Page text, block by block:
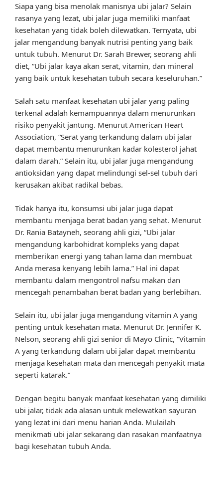
Siapa yang bisa menolak manisnya ubi jalar? Selain
rasanya yang lezat, ubi jalar juga memiliki manfaat
kesehatan yang tidak boleh dilewatkan. Ternyata, ubi
jalar mengandung banyak nutrisi penting yang baik
untuk tubuh. Menurut Dr. Sarah Brewer, seorang ahli
diet, “Ubi jalar kaya akan serat, vitamin, dan mineral
yang baik untuk kesehatan tubuh secara keseluruhan.”
Salah satu manfaat kesehatan ubi jalar yang paling
terkenal adalah kemampuannya dalam menurunkan
risiko penyakit jantung. Menurut American Heart
Association, “Serat yang terkandung dalam ubi jalar
dapat membantu menurunkan kadar kolesterol jahat
dalam darah.” Selain itu, ubi jalar juga mengandung
antioksidan yang dapat melindungi sel-sel tubuh dari
kerusakan akibat radikal bebas.
Tidak hanya itu, konsumsi ubi jalar juga dapat
membantu menjaga berat badan yang sehat. Menurut
Dr. Rania Batayneh, seorang ahli gizi, “Ubi jalar
mengandung karbohidrat kompleks yang dapat
memberikan energi yang tahan lama dan membuat
Anda merasa kenyang lebih lama.” Hal ini dapat
membantu dalam mengontrol nafsu makan dan
mencegah penambahan berat badan yang berlebihan.
Selain itu, ubi jalar juga mengandung vitamin A yang
penting untuk kesehatan mata. Menurut Dr. Jennifer K.
Nelson, seorang ahli gizi senior di Mayo Clinic, “Vitamin
A yang terkandung dalam ubi jalar dapat membantu
menjaga kesehatan mata dan mencegah penyakit mata
seperti katarak.”
Dengan begitu banyak manfaat kesehatan yang dimiliki
ubi jalar, tidak ada alasan untuk melewatkan sayuran
yang lezat ini dari menu harian Anda. Mulailah
menikmati ubi jalar sekarang dan rasakan manfaatnya
bagi kesehatan tubuh Anda.